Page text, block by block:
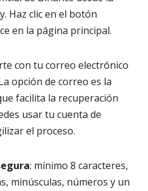
Haz clic en el botón
en la página principal.
con tu correo electrónico
opción de correo es la
facilita la recuperación
usar tu cuenta de
el proceso.
: mínimo 8 caracteres,
minúsculas, números y un